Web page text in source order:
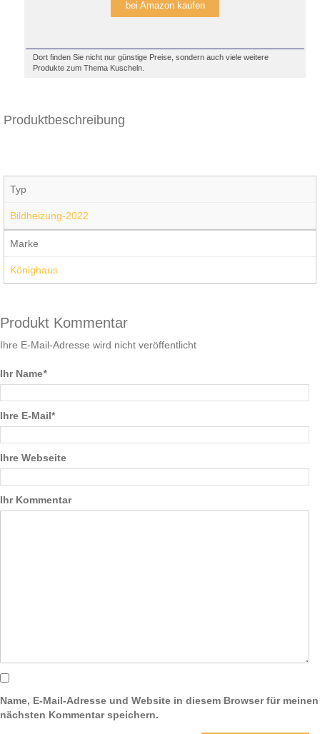
bei Amazon kaufen
Dort finden Sie nicht nur günstige Preise, sondern auch viele weitere
Produkte zum Thema Kuscheln.
Produktbeschreibung
Typ
Bildheizung-2022
Marke
Könighaus
Produkt Kommentar
Ihre E-Mail-Adresse wird nicht veröffentlicht
Ihr Name*
Ihre E-Mail*
Ihre Webseite
Ihr Kommentar
Name, E-Mail-Adresse und Website in diesem Browser für meinen
nächsten Kommentar speichern.